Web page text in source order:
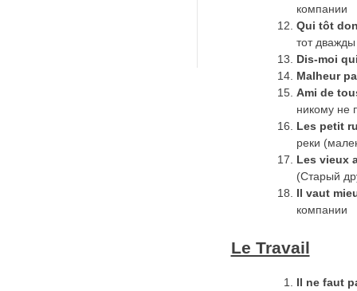
компании
Qui tôt
тот
Dis-moi
Malheur
Ami de
никому не
Les petit
реки
Les vieux
(Старый
Il vaut
компании
Le Travail
Il ne faut